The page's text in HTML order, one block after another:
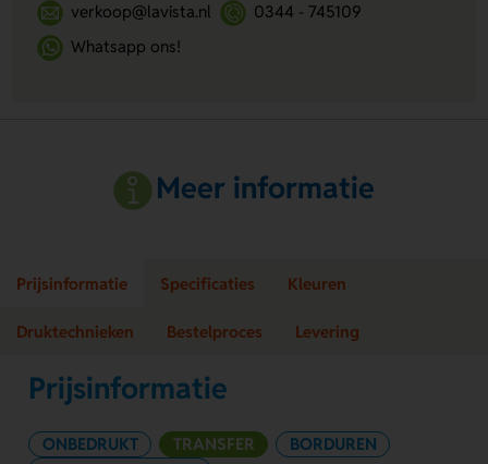
verkoop@lavista.nl
0344 - 745109
Whatsapp ons!
Meer informatie
Prijsinformatie Specificaties Kleuren
Druktechnieken Bestelproces Levering
Prijsinformatie
ONBEDRUKT TRANSFER
BORDUREN